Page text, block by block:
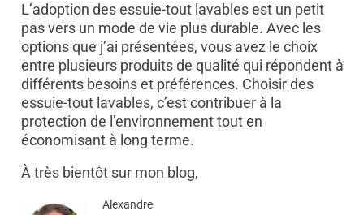
L’adoption des essuie-tout lavables est un petit
pas vers un mode de vie plus durable. Avec les
options que j’ai présentées, vous avez le choix
entre plusieurs produits de qualité qui répondent à
différents besoins et préférences. Choisir des
essuie-tout lavables, c’est contribuer à la
protection de l’environnement tout en
économisant à long terme.
À très bientôt sur mon blog,
Alexandre